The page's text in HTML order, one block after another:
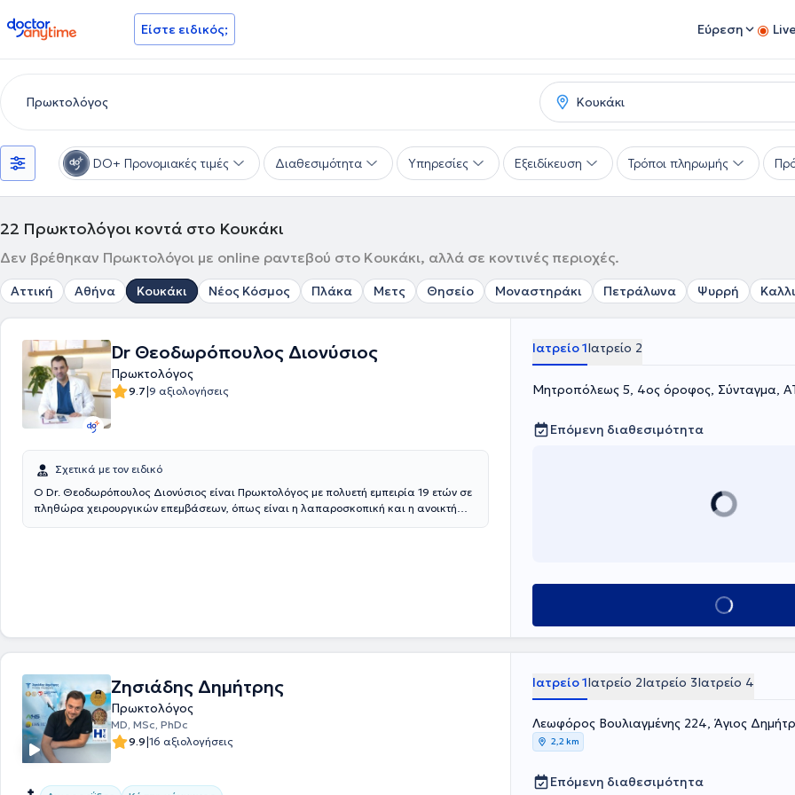
doctoranytime Είστε ειδικός; Εύρεση
DO+ Προνομιακές τιμές Διαθεσιμότητα Υπηρεσίες Εξειδίκευση Τρόποι πληρωμής
22 Πρωκτολόγοι κοντά στο Κουκάκι
Δεν βρέθηκαν Πρωκτολόγοι με online ραντεβού στο Κουκάκι, αλλά σε κοντινές περιοχές.
Αττική Αθήνα Κουκάκι Νέος Κόσμος Πλάκα Μετς Θησείο Μοναστηράκι Πετράλωνα Ψυρρή
Dr Θεοδωρόπουλος Διονύσιος
Πρωκτολόγος
9.7|9 αξιολογήσεις
Σχετικά με τον ειδικό
O Dr. Θεοδωρόπουλος Διονύσιος είναι Πρωκτολόγος με πολυετή εμπειρία 19 ετών σε
πληθώρα χειρουργικών επεμβάσεων, όπως είναι η λαπαροσκοπική και η ανοικτή
Πλαστικής Χειρουργικής του Ογκολογικού Νοσοκομείου Αγ. Ανάργυροι. Στο Γενικό
Νοσοκομείο Κωνσταντοπούλειο υπήρξε κύριος χειρουργός ή Α' βοηθός χειρουργού σε
μέθοδο. Εργάστηκε στο τμήμα Επειγόντων Περιστατικών και διετέλεσε υπεύθυνος
μετεγχειρητικής παρακολούθησης και θεραπείας ασθενών με καρκίνο του ήπατος
και του παγκρέατος. Αντιμετωπίζει πλήθος περιστατικών αξιοποιώντας την
επιστημονική του αρτιότητα και την πλούσια εμπειρία του έχοντας πάντα στο
επίκεντρο την καλύτερη δυνατή εξυπηρέτηση των εξατομικευμένων αναγκών κάθε
ασθενούς που αναλαμβάνει.
Ιατρείο 1Ιατρείο 2
Μητροπόλεως 5, 4ος όροφος, Σύνταγμα,
Επόμενη διαθεσιμότητα
Κλείσε ραντεβού
Ζησιάδης Δημήτρης
Πρωκτολόγος
MD, MSc, PhDc
9.9|16 αξιολογήσεις
Ιατρείο 1Ιατρείο 2Ιατρείο 3Ιατρείο 4
Λεωφόρος Βουλιαγμένης 224, Άγιος
2,2 km
Επόμενη διαθεσιμότητα